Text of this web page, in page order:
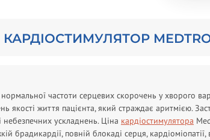
КАРДІОСТИМУЛЯТОР
частоти серцевих скорочень у хворого
якості життя пацієнта, який страждає аритмією.
небезпечних ускладнень. Ціна кардіостимулятора
брадикардії, повній блокаді серця, кардіоміопатії,